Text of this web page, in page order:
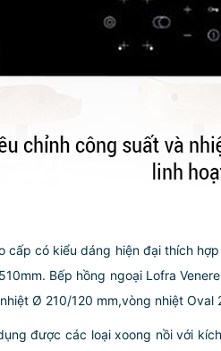
cấp có kiểu dáng hiện đại thích
Bếp hồng ngoại Lofra
Ø 210/120 mm,vòng nhiệt Oval
được các loại xoong nồi với